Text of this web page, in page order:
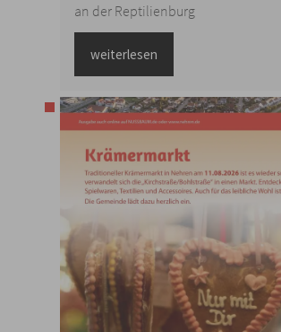
an der Reptilienburg
weiterlesen